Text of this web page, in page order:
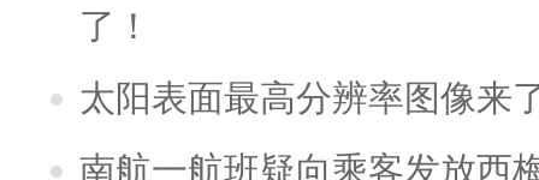
了！
太阳表面最高分辨率图像来
南航一航班疑向乘客发放西